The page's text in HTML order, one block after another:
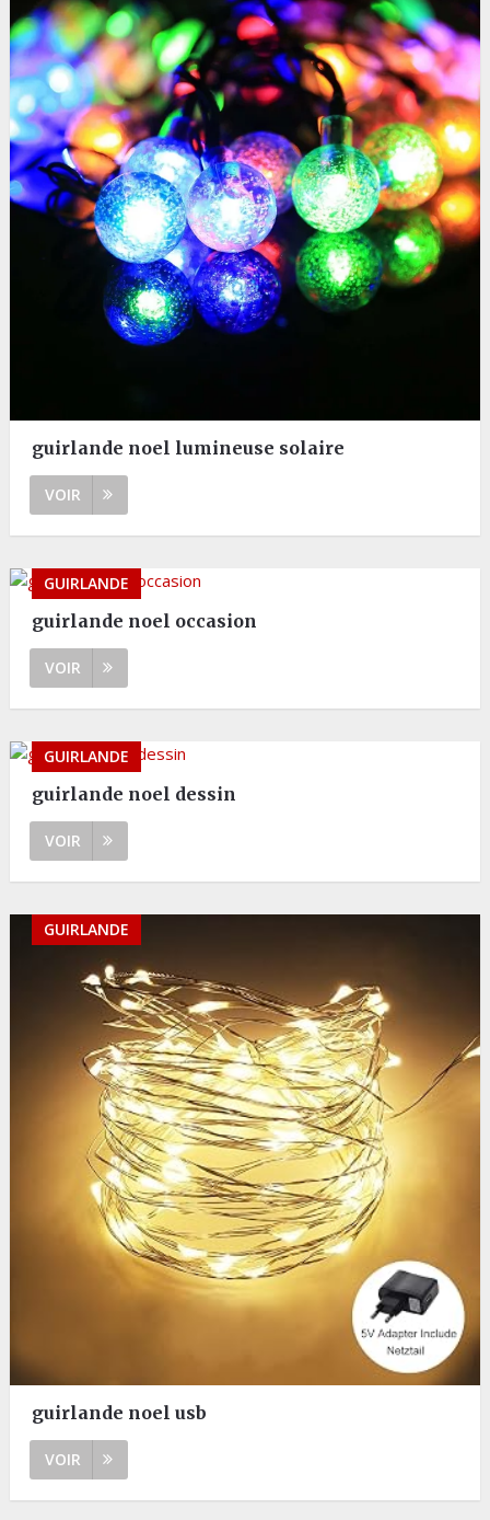
guirlande noel lumineuse solaire
VOIR
GUIRLANDE
guirlande noel occasion
VOIR
GUIRLANDE
guirlande noel dessin
VOIR
GUIRLANDE
guirlande noel usb
VOIR